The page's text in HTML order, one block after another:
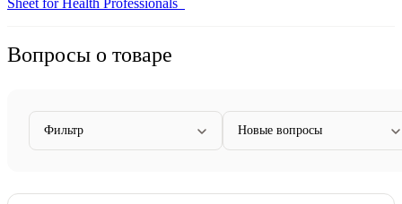
Вопросы о товаре
Фильтр Новые вопросы